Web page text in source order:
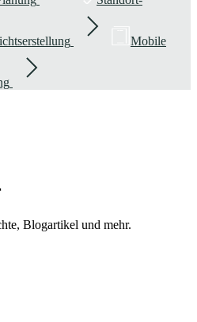
Mobile
Blogartikel und mehr.